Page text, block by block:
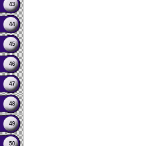
43
44
45
46
47
48
49
50